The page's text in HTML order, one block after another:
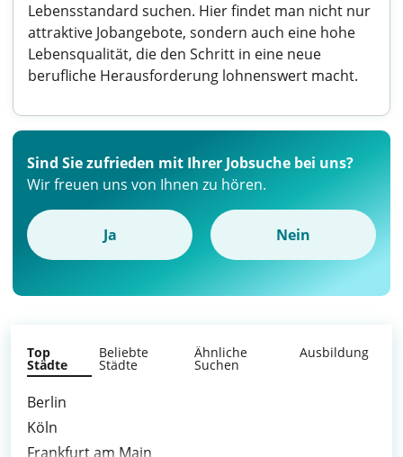
Lebensstandard suchen. Hier findet man nicht nur
attraktive Jobangebote, sondern auch eine hohe
Lebensqualität, die den Schritt in eine neue
berufliche Herausforderung lohnenswert macht.
Sind Sie zufrieden mit Ihrer Jobsuche bei uns?
Wir freuen uns von Ihnen zu hören.
Ja Nein
Top
Städte
Beliebte
Städte
Ähnliche
Suchen
Ausbildung
Berlin
Köln
Frankfurt am Main